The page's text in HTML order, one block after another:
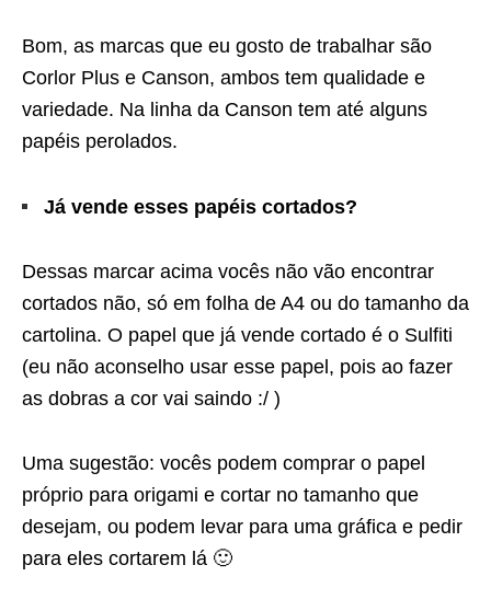
Bom, as marcas que eu gosto de trabalhar são
Corlor Plus e Canson, ambos tem qualidade e
variedade. Na linha da Canson tem até alguns
papéis perolados.
Já vende esses papéis cortados?
Dessas marcar acima vocês não vão encontrar
cortados não, só em folha de A4 ou do tamanho da
cartolina. O papel que já vende cortado é o Sulfiti
(eu não aconselho usar esse papel, pois ao fazer
as dobras a cor vai saindo :/ )
Uma sugestão: vocês podem comprar o papel
próprio para origami e cortar no tamanho que
desejam, ou podem levar para uma gráfica e pedir
para eles cortarem lá 🙂